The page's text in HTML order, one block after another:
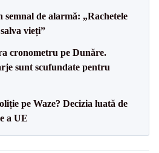
semnal de alarmă: „Rachetele
vieți”
cronometru pe Dunăre.
sunt scufundate pentru
pe Waze? Decizia luată de
a UE